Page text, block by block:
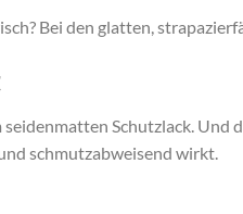
Bei den glatten,
Schutzlack. Und
schmutzabweisend wirkt.